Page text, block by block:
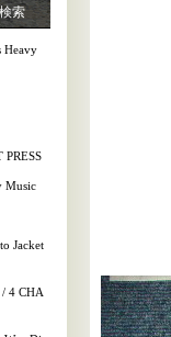
索
Heavy
PRESS
Music
Jacket
4 CHA